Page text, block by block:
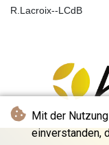
Mit der
einverstanden,
R.Lacroix--LCdB